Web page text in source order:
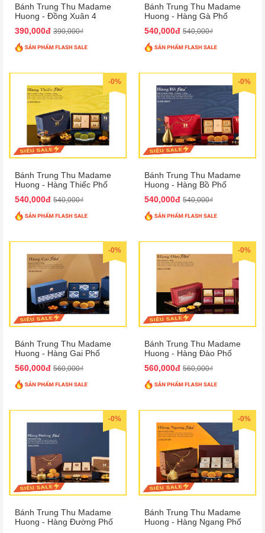
Bánh Trung Thu Madame
Huong - Đồng Xuân 4
390,000đ 390,000₫
Bánh Trung Thu Madame
Huong - Hàng Gà Phố
540,000đ 540,000₫
-0%
Bánh Trung Thu Madame
Huong - Hàng Thiếc Phố
540,000đ 540,000₫
-0%
Bánh Trung Thu Madame
Huong - Hàng Bồ Phố
540,000đ 540,000₫
-0%
Bánh Trung Thu Madame
Huong - Hàng Gai Phố
560,000đ 560,000₫
-0%
Bánh Trung Thu Madame
Huong - Hàng Đào Phố
560,000đ 560,000₫
-0%
Bánh Trung Thu Madame
Huong - Hàng Đường Phố
-0%
Bánh Trung Thu Madame
Huong - Hàng Ngang Phố